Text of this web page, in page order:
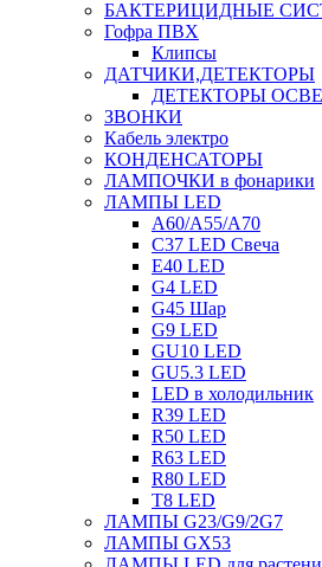
БАКТЕРИЦИДНЫЕ
Гофра ПВХ
Клипсы
ДАТЧИКИ,ДЕТЕКТОРЫ
ДЕТЕКТОРЫ
ЗВОНКИ
Кабель электро
КОНДЕНСАТОРЫ
ЛАМПОЧКИ в фонарики
ЛАМПЫ LED
A60/A55/A70
C37 LED Свеча
E40 LED
G4 LED
G45 Шар
G9 LED
GU10 LED
GU5.3 LED
LED в холодильник
R39 LED
R50 LED
R63 LED
R80 LED
T8 LED
ЛАМПЫ G23/G9/2G7
ЛАМПЫ GX53